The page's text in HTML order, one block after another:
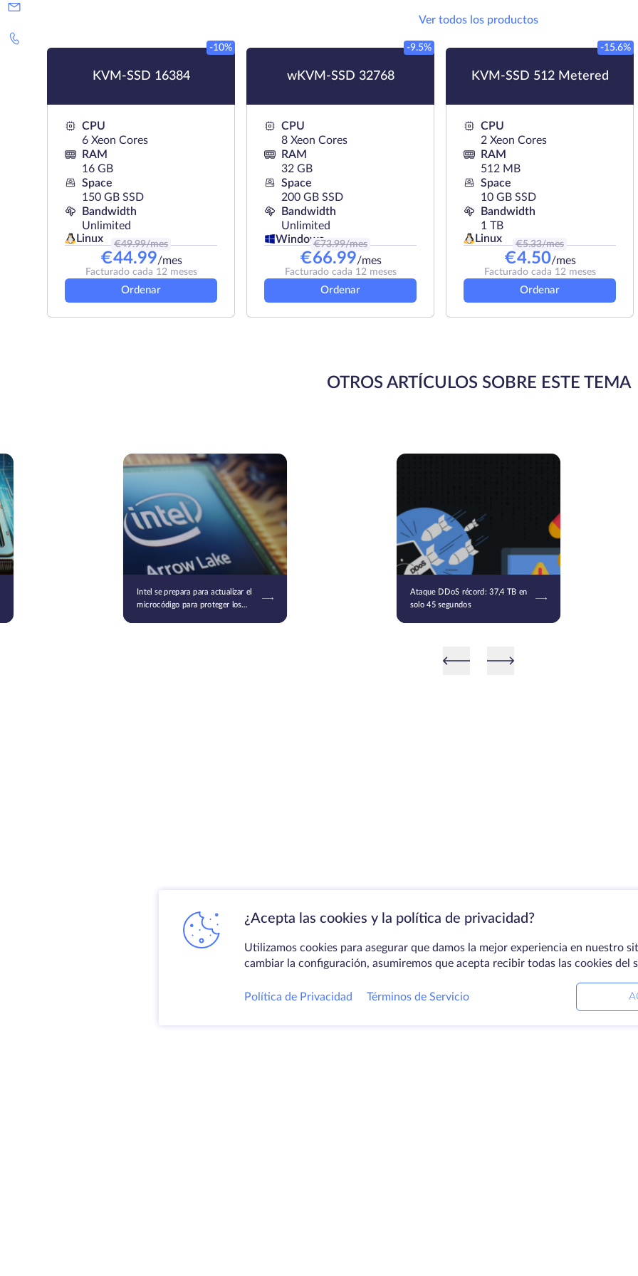
Ver todos los productos
KVM-SSD 16384
-10%
CPU
6 Xeon Cores
RAM
16 GB
Space
150 GB SSD
Bandwidth
Unlimited
Linux
€49.99/mes
€44.99/mes
Facturado cada 12 meses
Ordenar
wKVM-SSD 32768
-9.5%
CPU
8 Xeon Cores
RAM
32 GB
Space
200 GB SSD
Bandwidth
Unlimited
Windows
€73.99/mes
€66.99/mes
Facturado cada 12 meses
Ordenar
KVM-SSD 512 Metered
-15.6%
CPU
2 Xeon Cores
RAM
512 MB
Space
10 GB SSD
Bandwidth
1 TB
Linux
€5.33/mes
€4.50/mes
Facturado cada 12 meses
Ordenar
OTROS ARTÍCULOS SOBRE ESTE TEMA
Intel se prepara para actualizar el
microcódigo para proteger los
Ataque DDoS récord: 37,4 TB en
solo 45 segundos
¿Acepta las cookies y la política de privacidad?
Utilizamos cookies para asegurar que damos la mejor experiencia en nuestro
cambiar la configuración, asumiremos que acepta recibir todas las cookies del
Política de Privacidad Términos de Servicio